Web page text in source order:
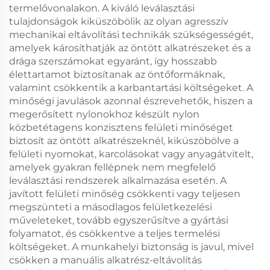
termelővonalakon. A kiváló leválasztási
tulajdonságok kiküszöbölik az olyan agresszív
mechanikai eltávolítási technikák szükségességét,
amelyek károsíthatják az öntött alkatrészeket és a
drága szerszámokat egyaránt, így hosszabb
élettartamot biztosítanak az öntőformáknak,
valamint csökkentik a karbantartási költségeket. A
minőségi javulások azonnal észrevehetők, hiszen a
megerősített nylonokhoz készült nylon
közbetétagens konzisztens felületi minőséget
biztosít az öntött alkatrészeknél, kiküszöbölve a
felületi nyomokat, karcolásokat vagy anyagátvitelt,
amelyek gyakran fellépnek nem megfelelő
leválasztási rendszerek alkalmazása esetén. A
javított felületi minőség csökkenti vagy teljesen
megszünteti a másodlagos felületkezelési
műveleteket, tovább egyszerűsítve a gyártási
folyamatot, és csökkentve a teljes termelési
költségeket. A munkahelyi biztonság is javul, mivel
csökken a manuális alkatrész-eltávolítás